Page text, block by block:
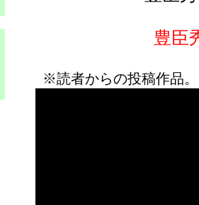
豊臣
※読者からの投稿作品